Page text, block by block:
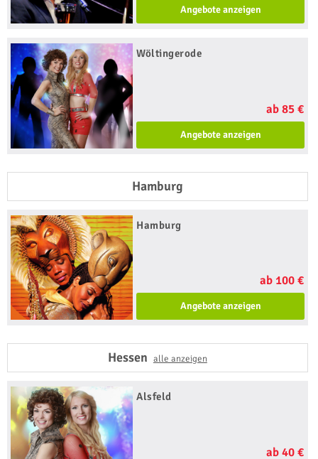
Angebote anzeigen
Wöltingerode
ab 85 €
Angebote anzeigen
Hamburg
Hamburg
ab 100 €
Angebote anzeigen
Hessen alle anzeigen
Alsfeld
ab 40 €